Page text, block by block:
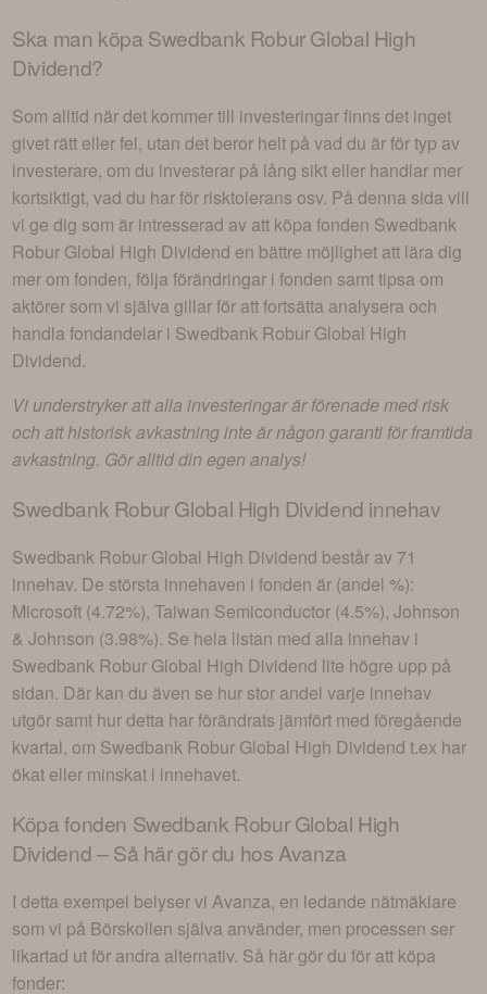
Ska man köpa Swedbank Robur Global High
Dividend?
Som alltid när det kommer till investeringar finns det inget
givet rätt eller fel, utan det beror helt på vad du är för typ av
investerare, om du investerar på lång sikt eller handlar mer
kortsiktigt, vad du har för risktolerans osv. På denna sida vill
vi ge dig som är intresserad av att köpa fonden Swedbank
Robur Global High Dividend en bättre möjlighet att lära dig
mer om fonden, följa förändringar i fonden samt tipsa om
aktörer som vi själva gillar för att fortsätta analysera och
handla fondandelar i Swedbank Robur Global High
Dividend.
Vi understryker att alla investeringar är förenade med risk
och att historisk avkastning inte är någon garanti för framtida
avkastning. Gör alltid din egen analys!
Swedbank Robur Global High Dividend innehav
Swedbank Robur Global High Dividend består av 71
innehav. De största innehaven i fonden är (andel %):
Microsoft (4.72%), Taiwan Semiconductor (4.5%), Johnson
& Johnson (3.98%). Se hela listan med alla innehav i
Swedbank Robur Global High Dividend lite högre upp på
sidan. Där kan du även se hur stor andel varje innehav
utgör samt hur detta har förändrats jämfört med föregående
kvartal, om Swedbank Robur Global High Dividend t.ex har
ökat eller minskat i innehavet.
Köpa fonden Swedbank Robur Global High
Dividend– Så här gör du hos Avanza
I detta exempel belyser vi Avanza, en ledande nätmäklare
som vi på Börskollen själva använder, men processen ser
likartad ut för andra alternativ. Så här gör du för att köpa
fonder: